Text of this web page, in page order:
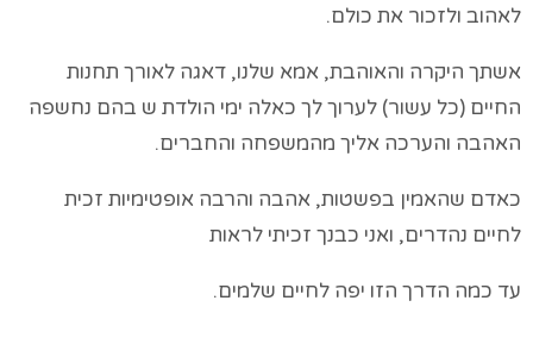
לאהוב ולזכור את כולם.
אשתך היקרה והאוהבת, אמא שלנו, דאגה לאורך תחנות
החיים (כל עשור) לערוך לך כאלה ימי הולדת ש בהם נחשפה
האהבה והערכה אליך מהמשפחה והחברים.
כאדם שהאמין בפשטות, אהבה והרבה אופטימיות זכית
לחיים נהדרים, ואני כבנך זכיתי לראות
עד כמה הדרך הזו יפה לחיים שלמים.